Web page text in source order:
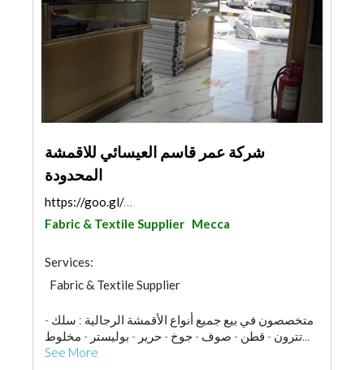
شركة عمر قاسم العيسائي للاقمشة
المحدودة
https://goo.gl/maps/BaV56ngMBe8Mi1k86
Fabric & Textile Supplier Mecca
Services:
Fabric & Textile Supplier
متخصصون في بيع جميع أنواع الأقمشة الرجالية : سلك -
تترون - قطن - صوف - جوخ - حرير - بوليستر - مخلوط...
See More